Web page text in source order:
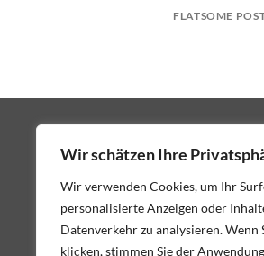
Wir schätzen Ihre
Wir verwenden Cookies, um Ihr
personalisierte Anzeigen oder
Datenverkehr zu analysieren. Wenn
klicken, stimmen Sie der
FLATSOME